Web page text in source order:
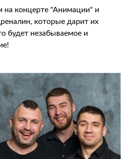
на концерте "Анимации" и
которые дарит их
будет незабываемое и